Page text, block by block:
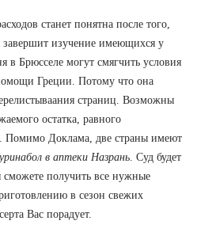
станет понятна после того,
завершит изучение имеющихся у
в Брюсселе могут смягчить условия
Греции. Потому что она
страниц. Возможны
остатка, равного
Помимо Доклама, две страны имеют
в аптеки Назрань . Суд будет
сможете получить все нужные
в сезон свежих
Вас порадует.